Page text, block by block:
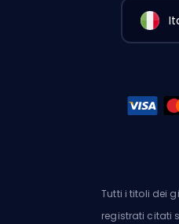
Tutti i titoli dei
registrati citati